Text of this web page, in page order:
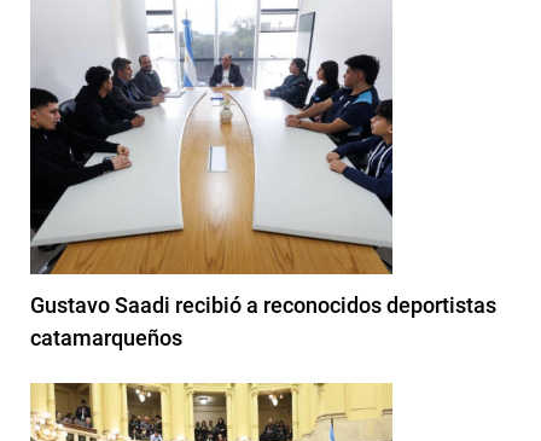
Gustavo Saadi recibió a reconocidos deportistas
catamarqueños